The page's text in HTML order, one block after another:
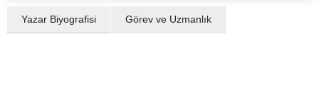
Yazar Biyografisi Görev ve Uzmanlık